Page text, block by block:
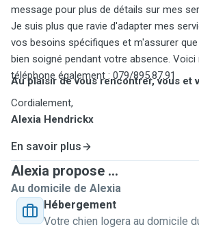
message pour plus de détails sur mes
Je suis plus que ravie d'adapter mes
vos besoins spécifiques et m'assurer
bien soigné pendant votre absence.
téléphone également : 079/895.87.91
Au plaisir de vous rencontrer, vous et
Cordialement,
Alexia Hendrickx
En savoir plus
Alexia propose ...
Au domicile de Alexia
Hébergement
Votre chien logera au domicile